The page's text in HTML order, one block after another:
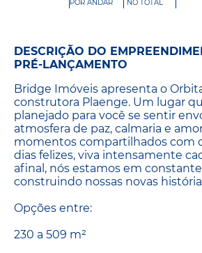
POR ANDAR
NO TOTAL
DESCRIÇÃO DO
PRÉ-LANÇAMENTO
Bridge Imóveis apresenta o
construtora Plaenge. Um lugar
planejado para você se sentir
atmosfera de paz, calmaria e
momentos compartilhados com
dias felizes, viva intensamente
afinal, nós estamos em
construindo nossas novas
Opções entre:
230 a 509 m²